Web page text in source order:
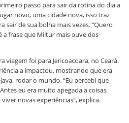
passo para sair da rotina do dia a
novo, uma cidade nova, isso traz
sair de sua bolha mais vezes. “Quero
a frase que Miltur mais ouve dos
viagem foi para Jericoacoara, no Ceará.
a impactou, mostrando que era
rodar o mundo. “Eu percebi que
eu era muito apegada a coisas
novas experiências”, explica.